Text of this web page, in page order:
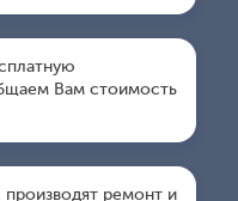
Вам стоимость
ремонт и